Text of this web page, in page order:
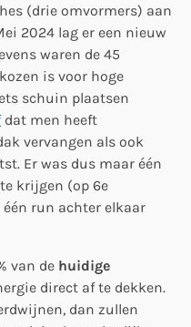
(drie omvormers) aan
2024 lag er een nieuw
waren de 45
is voor hoge
schuin plaatsen
dat men heeft
vervangen als ook
Er was dus maar één
krijgen (op 6e
run achter elkaar
van de huidige
direct af te dekken.
dan zullen